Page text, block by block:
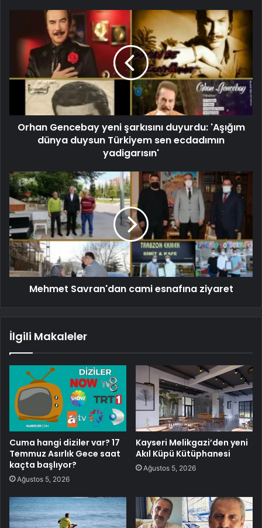
Orhan Gencebay yeni şarkısını duyurdu: 'Aşığım
dünya duysun Türkiyem sen ecdadımın
yadigarısın'
Mehmet Savran'dan cami esnafına ziyaret
İlgili Makaleler
Cuma hangi diziler var? 17
Temmuz Asırlık Gece saat
kaçta başlıyor?
Ağustos 5, 2026
Kayseri Melikgazi’den yeni
Akıl Küpü Kütüphanesi
Ağustos 5, 2026